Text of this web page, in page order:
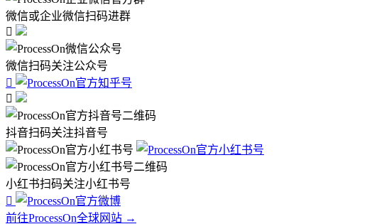
微信或企业微信扫码进群

微信扫码关注公众号


抖音扫码关注抖音号
小红书扫码关注小红书号

前往ProcessOn全球网站 →